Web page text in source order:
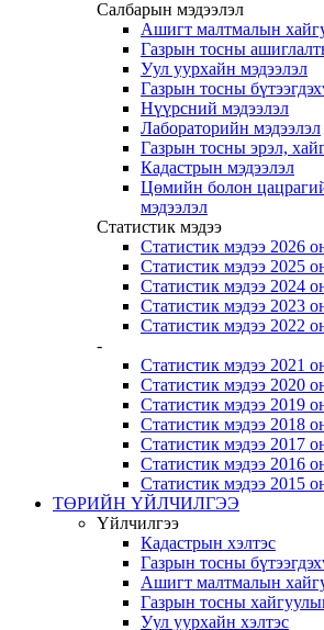
Салбарын мэдээлэл
Ашигт малтмалын
Газрын тосны
Уул уурхайн мэдээлэл
Газрын тосны
Нүүрсний мэдээлэл
Лабораторийн мэдээлэл
Газрын тосны эрэл,
Кадастрын мэдээлэл
Цөмийн болон
мэдээлэл
Статистик мэдээ
Статистик мэдээ 2026
Статистик мэдээ 2025
Статистик мэдээ 2024
Статистик мэдээ 2023
Статистик мэдээ 2022
-
Статистик мэдээ 2021
Статистик мэдээ 2020
Статистик мэдээ 2019
Статистик мэдээ 2018
Статистик мэдээ 2017
Статистик мэдээ 2016
Статистик мэдээ 2015
ТӨРИЙН ҮЙЛЧИЛГЭЭ
Үйлчилгээ
Кадастрын хэлтэс
Газрын тосны
Ашигт малтмалын
Газрын тосны
Уул уурхайн хэлтэс